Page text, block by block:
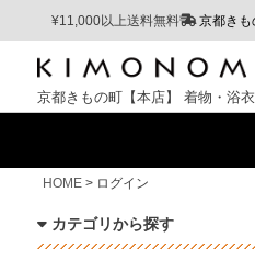
¥11,000以上送料無料 京都きも
京都きもの町【本店】 着物・浴
HOME ログイン
カテゴリから探す